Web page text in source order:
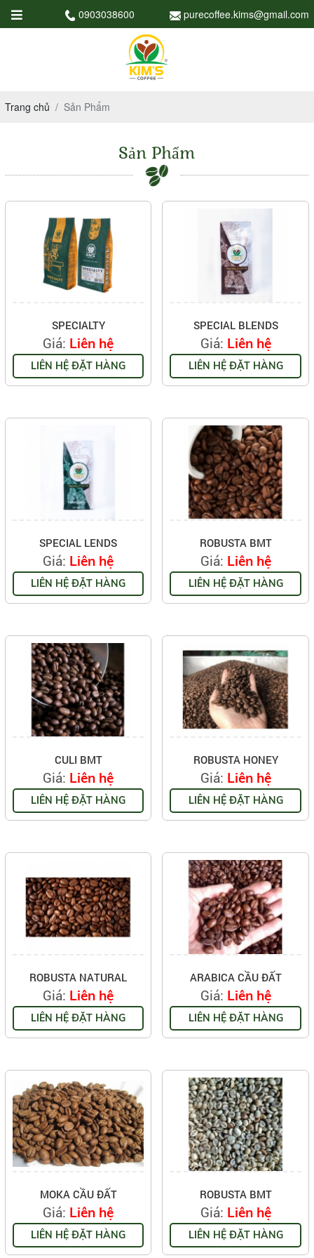
0903038600 purecoffee.kims@gmail.com
Trang chủ Sản Phẩm
Sản Phẩm
SPECIALTY
Giá: Liên hệ
LIÊN HỆ ĐẶT HÀNG
SPECIAL BLENDS
Giá: Liên hệ
LIÊN HỆ ĐẶT HÀNG
SPECIAL LENDS
Giá: Liên hệ
LIÊN HỆ ĐẶT HÀNG
ROBUSTA BMT
Giá: Liên hệ
LIÊN HỆ ĐẶT HÀNG
CULI BMT
Giá: Liên hệ
LIÊN HỆ ĐẶT HÀNG
ROBUSTA HONEY
Giá: Liên hệ
LIÊN HỆ ĐẶT HÀNG
ROBUSTA NATURAL
Giá: Liên hệ
LIÊN HỆ ĐẶT HÀNG
ARABICA CẦU ĐẤT
Giá: Liên hệ
LIÊN HỆ ĐẶT HÀNG
MOKA CẦU ĐẤT
Giá: Liên hệ
LIÊN HỆ ĐẶT HÀNG
ROBUSTA BMT
Giá: Liên hệ
LIÊN HỆ ĐẶT HÀNG